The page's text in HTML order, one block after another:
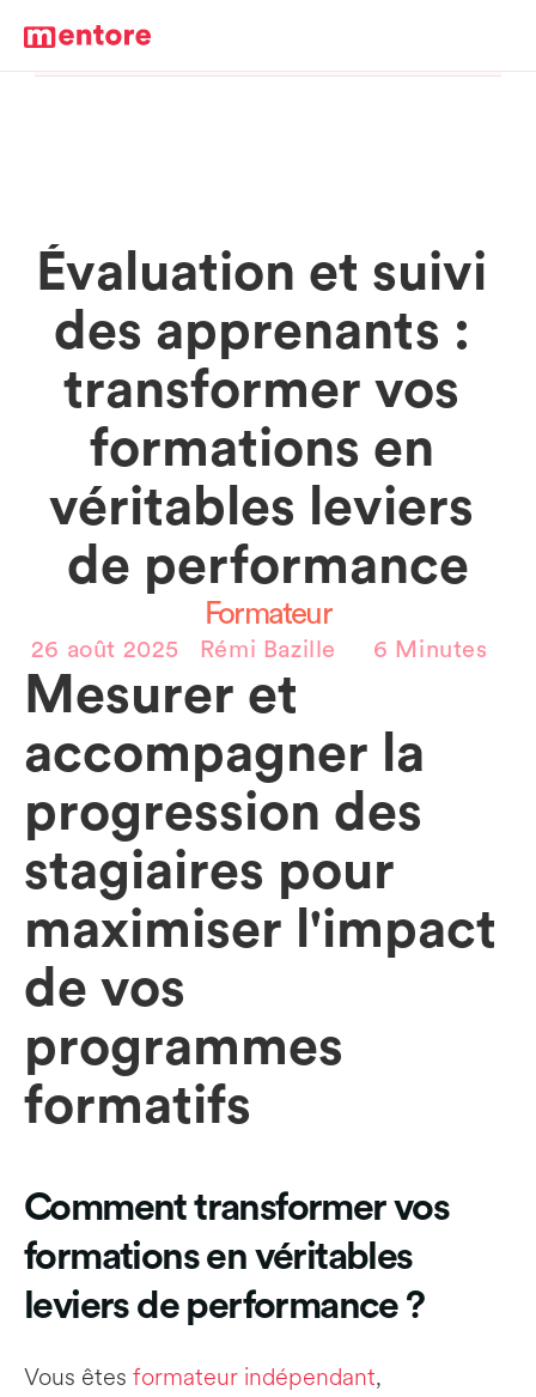
Évaluation et suivi
des apprenants :
transformer vos
formations en
véritables leviers
de performance
Formateur
26 août 2025 Rémi Bazille 6 Minutes
Mesurer et
accompagner la
progression des
stagiaires pour
maximiser l'impact
de vos
programmes
formatifs
Comment transformer vos
formations en véritables
leviers de performance ?
Vous êtes formateur indépendant,